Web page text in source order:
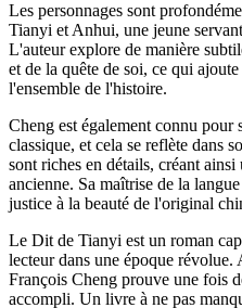
Les personnages sont
Tianyi et Anhui, une jeune
L'auteur explore de manière
et de la quête de soi, ce qui
l'ensemble de l'histoire.
Cheng est également connu pour
classique, et cela se reflète dans
sont riches en détails, créant
ancienne. Sa maîtrise de la
justice à la beauté de l'original
Le Dit de Tianyi est un roman
lecteur dans une époque révolue.
François Cheng prouve une fois
accompli. Un livre à ne pas